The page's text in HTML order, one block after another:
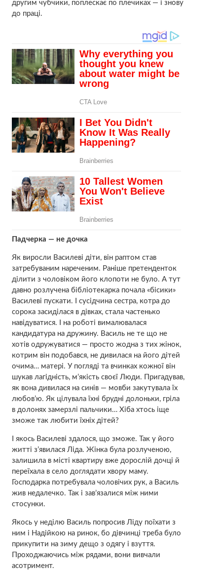
другим чубчики, поплескає по плечиках — і знову
до праці.
Падчерка — не дочка
Як виросли Василеві діти, він раптом став
затребуваним нареченим. Раніше претенденток
ділити з чоловіком його клопоти не було. А тут
давно розлучена бібліотекарка почала «біcики»
Василеві пускати. І сусідчина сестра, котра до
сорока засиділася в дівках, стала частенько
навідуватися. І на роботі вималювалася
кандидатура на дружину. Василь не те що не
хотів одружуватися — просто жодна з тих жінок,
котрим він подобався, не дивилася на його дітей
очима… матері. У погляді та вчинках кожної він
шукав лагідність, м’якість своєї Люди. Пригадував,
як вона дивилася на синів — мовби закутувала їх
любов’ю. Як цiлувала їхні брудні долоньки, гріла
в долонях замерзлі пальчики… Хіба хтось іще
зможе так любити їхніх дітей?
І якось Василеві здалося, що зможе. Так у його
житті з’явилася Ліда. Жінка була розлученою,
залишила в місті квартиру вже дорослій дочці й
переїхала в село доглядати хвopу маму.
Господарка потребувала чоловічих рук, а Василь
жив недалечко. Так і зав’язалися між ними
стосунки.
Якось у неділю Василь попросив Ліду поїхати з
ним і Надійкою на ринок, бо дівчинці треба було
прикупити на зиму дещо з одягу і взуття.
Проходжаючись між рядами, вони вивчали
асотримент.